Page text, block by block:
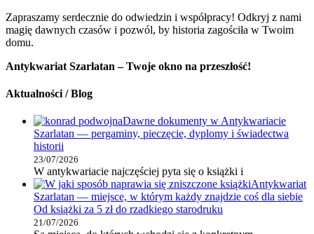
Zapraszamy serdecznie do odwiedzin i współpracy! Odkryj z nami
magię dawnych czasów i pozwól, by historia zagościła w Twoim
domu.
Antykwariat Szarlatan – Twoje okno na przeszłość!
Aktualności / Blog
Dawne dokumenty w Antykwariacie
Szarlatan — pergaminy, pieczęcie, dyplomy i świadectwa
historii
23/07/2026
W antykwariacie najczęściej pyta się o książki i
Antykwariat
Szarlatan — miejsce, w którym każdy znajdzie coś dla siebie
Od książki za 5 zł do rzadkiego starodruku
21/07/2026